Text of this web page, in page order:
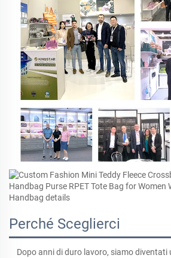
Perché Sceglierci
Dopo anni di duro lavoro, siamo diventati